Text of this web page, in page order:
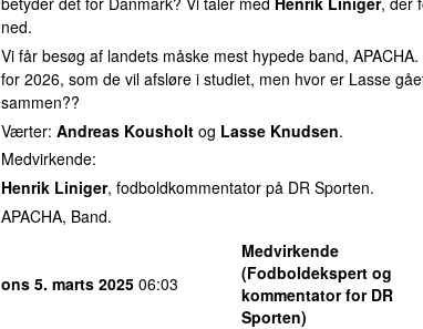
ned.
Vi får besøg af landets måske mest hypede band,
for 2026, som de vil afsløre i studiet, men hvor er Lasse
sammen??
Værter: Andreas Kousholt og Lasse Knudsen.
Medvirkende:
Henrik Liniger, fodboldkommentator på DR Sporten.
APACHA, Band.
ons 5. marts 2025 06:03
Medvirkende
(Fodboldekspert og
kommentator for DR
Sporten)